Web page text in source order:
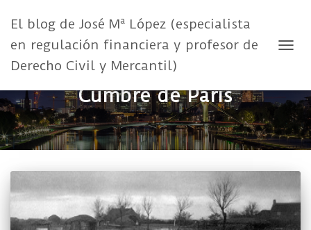
El blog de José Mª López (especialista
en regulación financiera y profesor de
Derecho Civil y Mercantil)
Cumbre de París